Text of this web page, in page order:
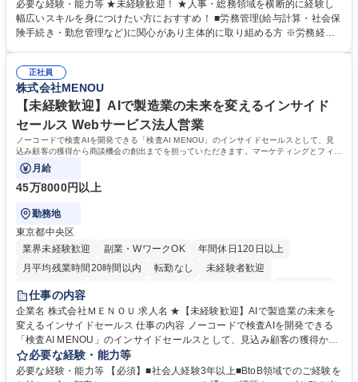
計算、社会保険対応、福利厚生管理、安全衛生、健康経営推進等をお任せ
します。ご経験に応じて、休職者管理など、幅広く経験を積んでいただき
幅広く経験を積みたい意欲がある方に最適な環境です。 募集職種 【総
務・人事】未経験歓迎/日立グループ/組織運営を支えるゼネラリストを目
指す
必要な経験・能力等 ★未経験歓迎！ ★人事・総務領域を横断的に経験し
幅広いスキルを身につけたい方におすすめ！ ■労務管理(給与計算・社会保
険手続き・勤怠管理など)に関心があり主体的に取り組める方 ※労務経験
のご経験 ■労務管理（給与計算・社会保険手続き・勤怠管理など）の経験
■衛生管理者の資格をお持ちの方 学歴・資格 学歴：大学院 大学 高専 短大
専修学校 高校 語学力： 資格：
正社員
株式会社MENOU
【未経験歓迎】AIで製造業の未来を変えるインサイド
セールス Webサービス法人営業
ノーコードで検査AIを開発できる「検査AI MENOU」のインサイドセールスとして、見
込み顧客の獲得から商談機会の創出までを担っていただきます。マーケティングとフィー
ルドセールスをつなぐ役割として、
月給
45万8000円以上
勤務地
東京都中央区
業界未経験歓迎
副業・WワークOK
年間休日120日以上
月平均残業時間20時間以内
転勤なし
未経験者歓迎
時短勤務あり
駅近5分以内
土日祝休み 服装自由
仕事の内容
企業名 株式会社ＭＥＮＯＵ 求人名 ★【未経験歓迎】AIで製造業の未来を
変えるインサイドセールス 仕事の内容 ノーコードで検査AIを開発できる
「検査AI MENOU」のインサイドセールスとして、見込み顧客の獲得から
商談機会の創出までを担っていただきます。マーケティングとフィールド
セールスをつなぐ役割として、 適切なタイミングで顧客とコミュニケーシ
必要な経験・能力等
必要な経験・能力等 【必須】■社会人経験3年以上■BtoB領域でのご経験を